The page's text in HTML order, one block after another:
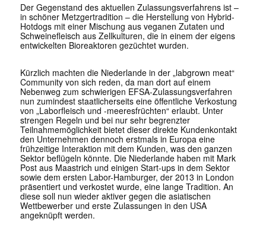
Der Gegenstand des aktuellen Zulassungsverfahrens ist –
in schöner Metzgertradition – die Herstellung von Hybrid-
Hotdogs mit einer Mischung aus veganen Zutaten und
Schweinefleisch aus Zellkulturen, die in einem der eigens
entwickelten Bioreaktoren gezüchtet wurden.
Kürzlich machten die Niederlande in der „labgrown meat“
Community von sich reden, da man dort auf einem
Nebenweg zum schwierigen EFSA-Zulassungsverfahren
nun zumindest staatlicherseits eine öffentliche Verkostung
von „Laborfleisch und -meeresfrüchten“ erlaubt. Unter
strengen Regeln und bei nur sehr begrenzter
Teilnahmemöglichkeit bietet dieser direkte Kundenkontakt
den Unternehmen dennoch erstmals in Europa eine
frühzeitige Interaktion mit dem Kunden, was den ganzen
Sektor beflügeln könnte. Die Niederlande haben mit Mark
Post aus Maastrich und einigen Start-ups in dem Sektor
sowie dem ersten Labor-Hamburger, der 2013 in London
präsentiert und verkostet wurde, eine lange Tradition. An
diese soll nun wieder aktiver gegen die asiatischen
Wettbewerber und erste Zulassungen in den USA
angeknüpft werden.